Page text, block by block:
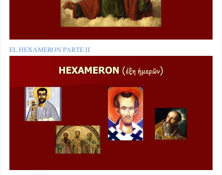
EL HEXAMERON PARTE II